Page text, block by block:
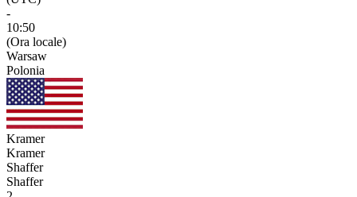
-
10:50
(Ora locale)
Warsaw
Polonia
Kramer
Kramer
Shaffer
Shaffer